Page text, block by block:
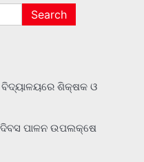
ଶିକ୍ଷକ ଓ
ଦିବସ ପାଳନ ଉପଲକ୍ଷେ